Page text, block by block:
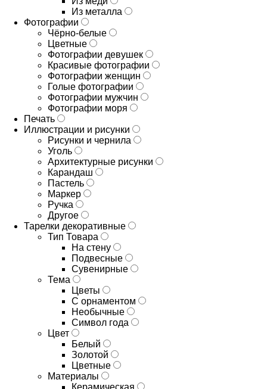
Из металла
Фотографии
Чёрно-белые
Цветные
Фотографии девушек
Красивые фотографии
Фотографии женщин
Голые фотографии
Фотографии мужчин
Фотографии моря
Печать
Иллюстрации и рисунки
Рисунки и чернила
Уголь
Архитектурные рисунки
Карандаш
Пастель
Маркер
Ручка
Другое
Тарелки декоративные
Тип Товара
На стену
Подвесные
Сувенирные
Тема
Цветы
С орнаментом
Необычные
Символ года
Цвет
Белый
Золотой
Цветные
Материалы
Керамическая